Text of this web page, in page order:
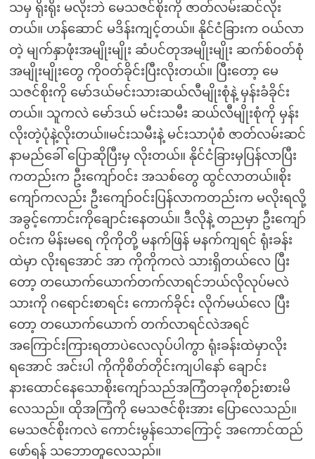
သမှ ရိုးရိုး မလိုးဘဲ မေသဇင်စိုးကို ဇာတ်လမ်းဆင်လိုး
တယ်။ ဟန်ဆောင် မဒိန်းကျင့်တယ်။ နိုင်ငံခြားက ဝယ်လာ
တဲ့ မျက်နှာဖုံးအမျိုးမျိုး ဆံပင်တုအမျိုးမျိုး ဆက်စ်ဝတ်စုံ
အမျိုးမျိုးတွေ ကိုဝတ်ခိုင်းပြီးလိုးတယ်။ ပြီးတော့ မေ
သဇင်စိုးကို မော်ဒယ်မင်းသားဆယ်လီမျိုးစုံနဲ့ မှန်းခံခိုင်း
တယ်။ သူကလဲ မော်ဒယ် မင်းသမီး ဆယ်လီမျိုးစုံကို မှန်း
လိုးတဲ့ပုံနဲ့လိုးတယ်။မင်းသမီးနဲ့ မင်းသာပုံစံ ဇာတ်လမ်းဆင်
နာမည်ခေါ် ပြောဆိုပြီးမှ လိုးတယ်။ နိုင်ငံခြားမှပြန်လာပြီး
ကတည်းက ဦးကျော်ဝင်း အသစ်တွေ ထွင်လာတယ်။စိုး
ကျော်ကလည်း ဦးကျော်ဝင်းပြန်လာကတည်းက မလိုးရလို့
အခွင့်ကောင်းကိုချောင်းနေတယ်။ ဒီလိုနဲ့ တညမှာ ဦးကျော်
ဝင်းက မိန်းမရေ ကိုကိုတို့ မနက်ဖြန် မနက်ကျရင် ရုံးခန်း
ထဲမှာ လိုးရအောင် အာ ကိုကိုကလဲ သားရှိတယ်လေ ပြီး
တော့ တယောက်ယောက်တက်လာရင်ဘယ်လိုလုပ်မလဲ
သားကို ဂရောင်းစာရင်း ကောက်ခိုင်း လိုက်မယ်လေ ပြီး
တော့ တယောက်ယောက် တက်လာရင်လဲအရင်
အကြောင်းကြားရတာပဲလေလုပ်ပါကွာ ရုံးခန်းထဲမှာလိုး
ရအောင် အင်းပါ ကိုကိုစိတ်တိုင်းကျပါနော် ချောင်း
နားထောင်နေသောစိုးကျော်သည်အကြံတခုကိုစဉ်းစားမိ
လေသည်။ ထိုအကြံကို မေသဇင်စိုးအား ပြောလေသည်။
မေသဇင်စိုးကလဲ ကောင်းမွန်သောကြောင့် အကောင်ထည်
ဖော်ရန် သဘောတူလေသည်။